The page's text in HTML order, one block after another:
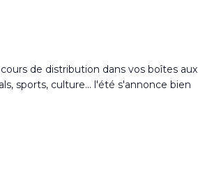
de distribution dans vos boîtes aux
sports, culture... l'été s'annonce bien